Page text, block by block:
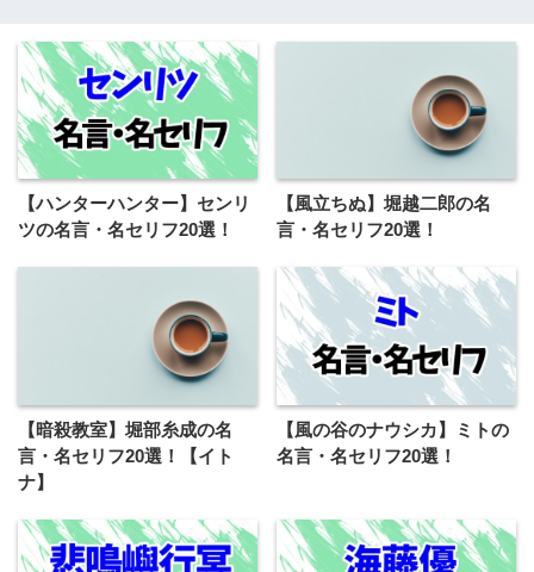
【ハンターハンター】センリ
ツの名言・名セリフ20選！
【風立ちぬ】堀越二郎の名
言・名セリフ20選！
【暗殺教室】堀部糸成の名
言・名セリフ20選！【イト
ナ】
【風の谷のナウシカ】ミトの
名言・名セリフ20選！